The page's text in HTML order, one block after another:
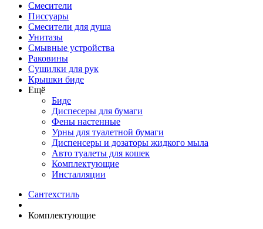
Смесители
Писсуары
Смесители для душа
Унитазы
Смывные устройства
Раковины
Сушилки для рук
Крышки биде
Ещё
Биде
Диспесеры для бумаги
Фены настенные
Урны для туалетной бумаги
Диспенсеры и дозаторы жидкого мыла
Авто туалеты для кошек
Комплектующие
Инсталляции
Сантехстиль
Комплектующие